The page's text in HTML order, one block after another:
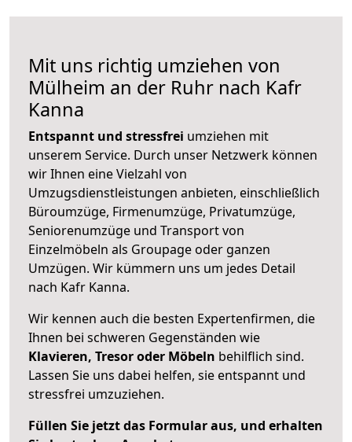
Mit uns richtig umziehen von
Mülheim an der Ruhr nach Kafr
Kanna
Entspannt und stressfrei umziehen mit
unserem Service. Durch unser Netzwerk können
wir Ihnen eine Vielzahl von
Umzugsdienstleistungen anbieten, einschließlich
Büroumzüge, Firmenumzüge, Privatumzüge,
Seniorenumzüge und Transport von
Einzelmöbeln als Groupage oder ganzen
Umzügen. Wir kümmern uns um jedes Detail
nach Kafr Kanna.
Wir kennen auch die besten Expertenfirmen, die
Ihnen bei schweren Gegenständen wie
Klavieren, Tresor oder Möbeln behilflich sind.
Lassen Sie uns dabei helfen, sie entspannt und
stressfrei umzuziehen.
Füllen Sie jetzt das Formular aus, und erhalten